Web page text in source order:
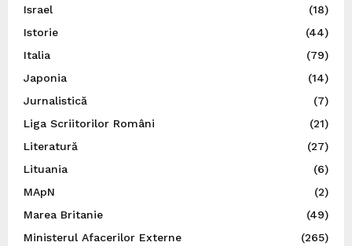
Israel
(18)
Istorie
(44)
Italia
(79)
Japonia
(14)
Jurnalistică
(7)
Liga Scriitorilor Români
(21)
Literatură
(27)
Lituania
(6)
MApN
(2)
Marea Britanie
(49)
Ministerul Afacerilor Externe
(265)